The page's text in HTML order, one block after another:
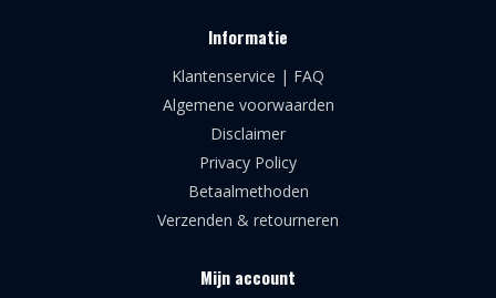
Informatie
Klantenservice | FAQ
Algemene voorwaarden
Disclaimer
Privacy Policy
Betaalmethoden
Verzenden & retourneren
Mijn account